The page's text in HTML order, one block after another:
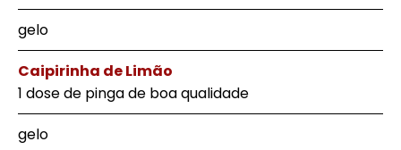
gelo
Caipirinha de Limão
1 dose de pinga de boa qualidade
gelo